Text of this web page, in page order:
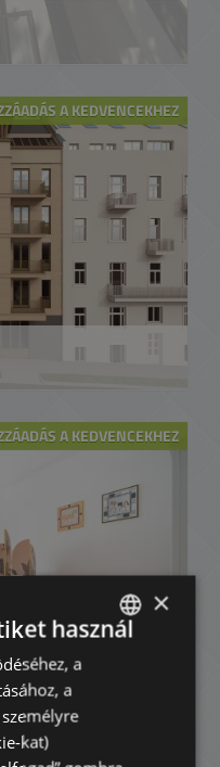
A KEDVENCEKHEZ
A KEDVENCEKHEZ
A KEDVENCEKHEZ
×
használ
a
a
kat)